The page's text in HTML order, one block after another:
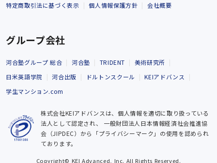
特定商取引法に基づく表示
個人情報保護方針 会社概要
グループ会社
河合塾グループ 総合 河合塾 TRIDENT
美術研究所
日米英語学院
河合出版 ドルトンスクール
KEIアドバンス
学生マンション.com
株式会社KEIアドバンスは、個人情報を適切に取り扱っている
法人として認定され、 一般財団法人日本情報経済社会推進協
会（JIPDEC）から「プライバシーマーク」の使用を認められ
ております。
Copyright© KEI Advanced, Inc. All Rights Reserved.